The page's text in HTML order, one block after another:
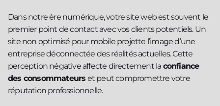
Dans notre ère numérique, votre site web est souvent le
premier point de contact avec vos clients potentiels. Un
site non optimisé pour mobile projette l’image d’une
entreprise déconnectée des réalités actuelles. Cette
perception négative affecte directement la confiance
des consommateurs et peut compromettre votre
réputation professionnelle.